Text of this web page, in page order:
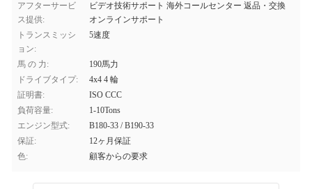
アフターサービ
ス提供:
ビデオ技術サポート 海外コールセンター 返品・交換
オンラインサポート
トランスミッシ
ョン:
5速度
馬 の 力:
190馬力
ドライブタイプ:
4x4 4 輪
証明書:
ISO CCC
負荷容量:
1-10Tons
エンジン型式:
B180-33 / B190-33
保証:
12ヶ月保証
色:
顧客からの要求